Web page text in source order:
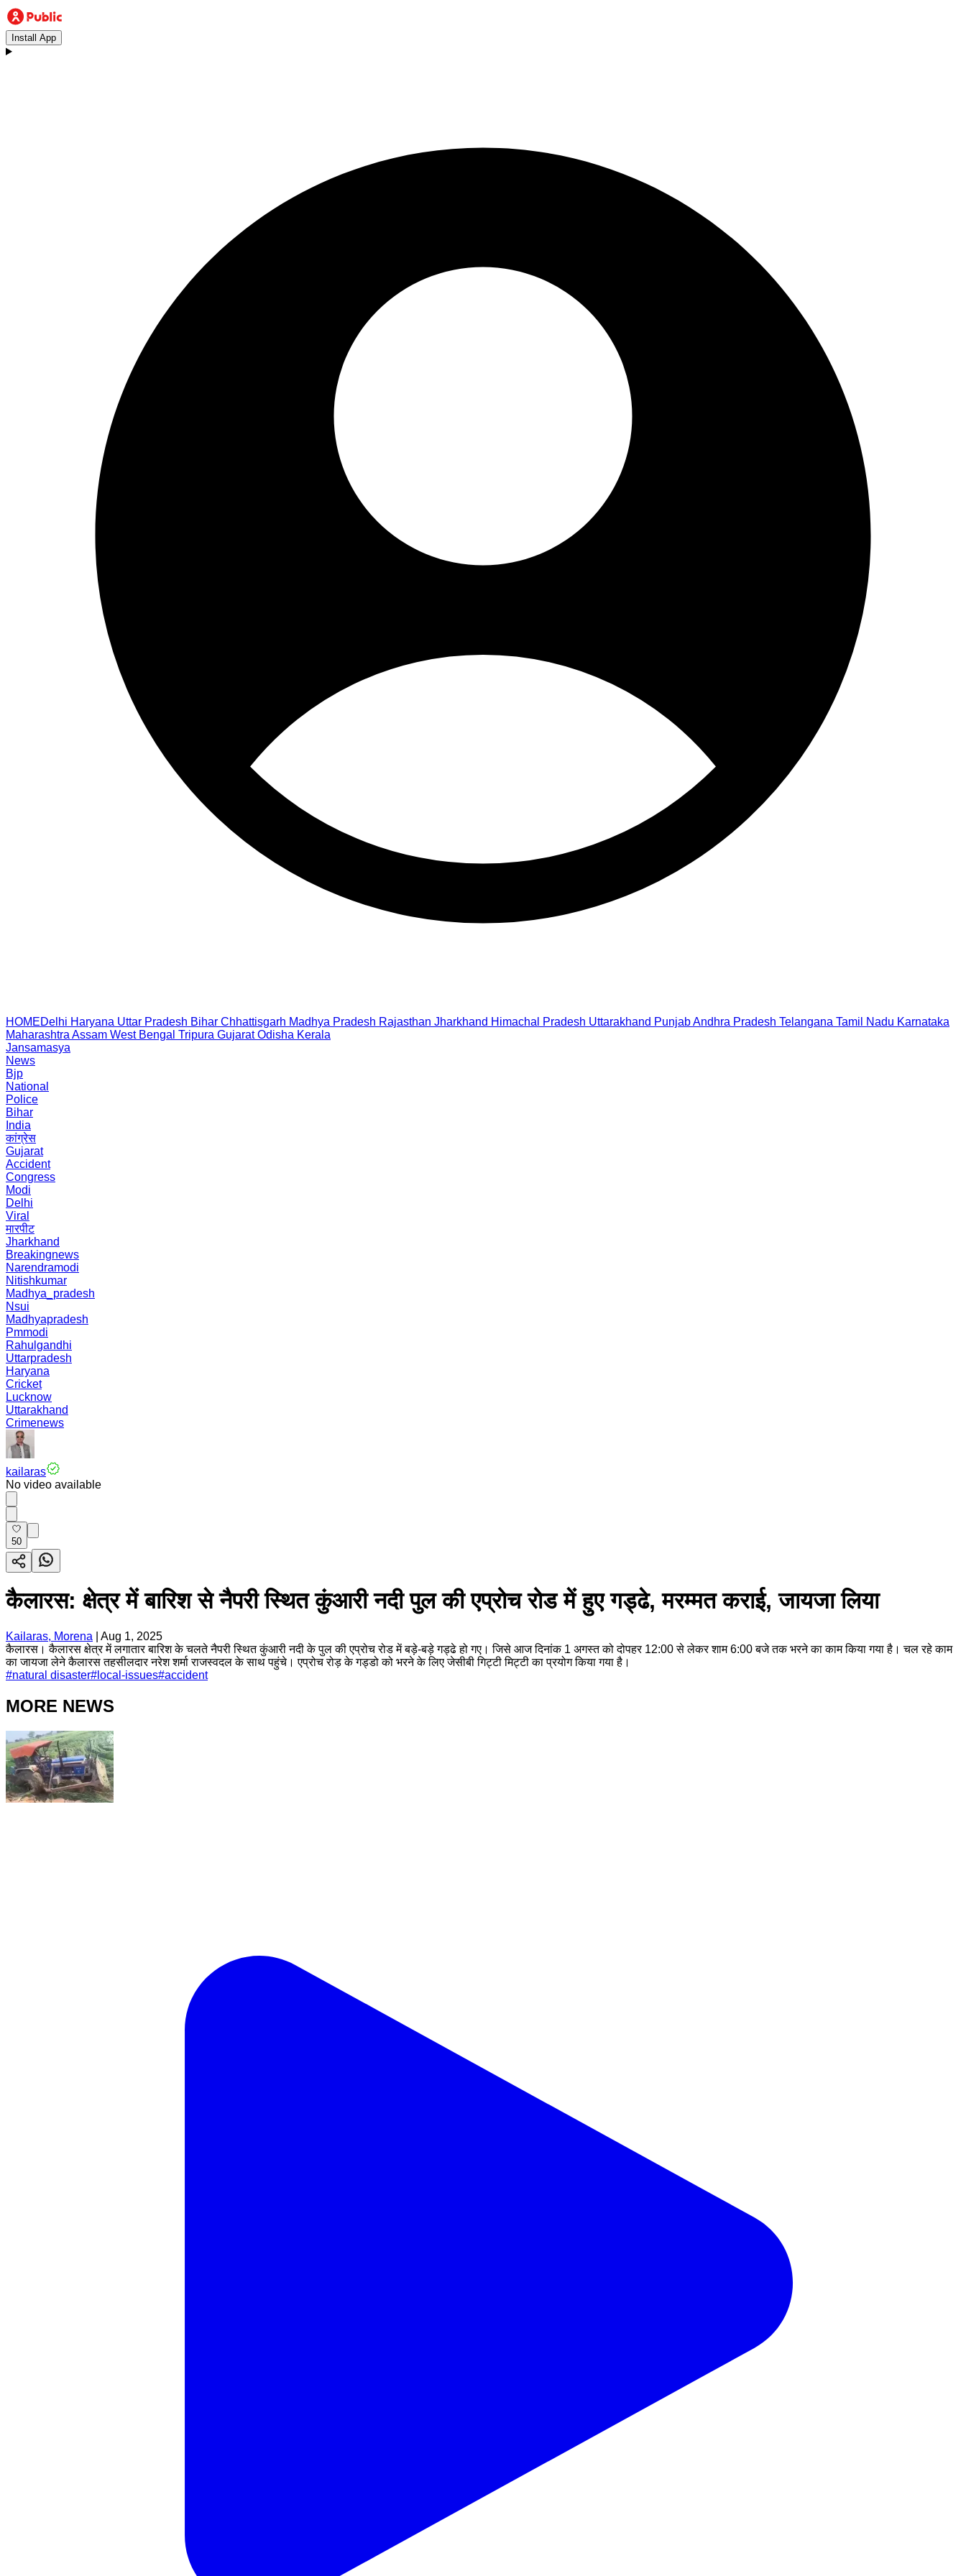
Install App
HOMEDelhi Haryana Uttar Pradesh Bihar Chhattisgarh Madhya Pradesh Rajasthan Jharkhand Himachal Pradesh Uttarakhand PunjabAndhra Pradesh Telangana Tamil Nadu Karnataka
Maharashtra Assam West Bengal Tripura Gujarat Odisha Kerala
Jansamasya
News
Bjp
National
Police
Bihar
India
कांग्रेस
Gujarat
Accident
Congress
Modi
Delhi
Viral
मारपीट
Jharkhand
Breakingnews
Narendramodi
Nitishkumar
Madhya_pradesh
Nsui
Madhyapradesh
Pmmodi
Rahulgandhi
Uttarpradesh
Haryana
Cricket
Lucknow
Uttarakhand
Crimenews
kailaras
No video available
50
कैलारस: क्षेत्र में बारिश से नैपरी स्थित कुंआरी नदी पुल की एप्रोच रोड में हुए गड्ढे, मरम्मत कराई, जायजा लिया
Kailaras, Morena
Aug 1, 2025
कैलारस। कैलारस क्षेत्र में लगातार बारिश के चलते नैपरी स्थित कुंआरी नदी के पुल की एप्रोच रोड में बड़े-बड़े गड्ढे हो गए। जिसे आज दिनांक 1 अगस्त को दोपहर 12:00 से लेकर शाम 6:00 बजे तक भरने का काम किया गया है। चल रहे काम
का जायजा लेने कैलारस तहसीलदार नरेश शर्मा राजस्वदल के साथ पहुंचे। एप्रोच रोड़ के गड्डो को भरने के लिए जेसीबी गिट्टी मिट्टी का प्रयोग किया गया है।
#natural disaster# local-issues#accident
MORE NEWS